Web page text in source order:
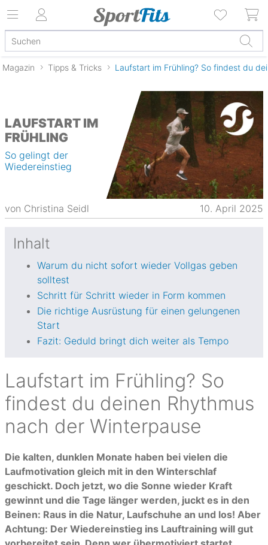
Magazin Tipps & Tricks
LAUFSTART IM
FRÜHLING
So gelingt der
Wiedereinstieg
von Christina Seidl 10. April 2025
Inhalt
Warum du nicht sofort wieder Vollgas geben
solltest
Schritt für Schritt wieder in Form kommen
Die richtige Ausrüstung für einen gelungenen
Start
Fazit: Geduld bringt dich weiter als Tempo
Laufstart im Frühling? So
findest du deinen Rhythmus
nach der Winterpause
Die kalten, dunklen Monate haben bei vielen die
Laufmotivation gleich mit in den Winterschlaf
geschickt. Doch jetzt, wo die Sonne wieder Kraft
gewinnt und die Tage länger werden, juckt es in den
Beinen: Raus in die Natur, Laufschuhe an und los! Aber
Achtung: Der Wiedereinstieg ins Lauftraining will gut